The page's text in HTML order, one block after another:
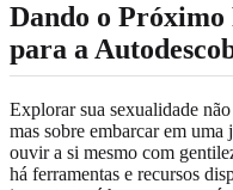
Dando o Próximo
para a
Explorar sua sexualidade
mas sobre embarcar em uma
ouvir a si mesmo com
há ferramentas e recursos